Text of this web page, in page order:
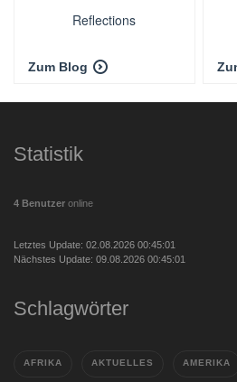
Reflections
Zum Blog
Statistik
4 Benutzer online
Letztes Update: 02.08.2026 00:45:01
Nächstes Update: 09.08.2026 00:45:01
Schlagwörter
AFRIKA AKTUELLES AMERIKA